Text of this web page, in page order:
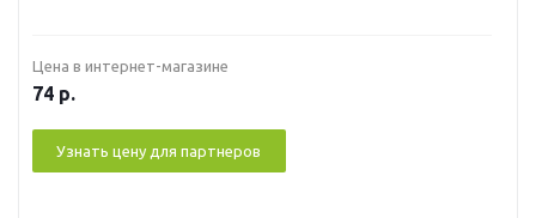
Цена в интернет-магазине
74 р.
Узнать цену для партнеров